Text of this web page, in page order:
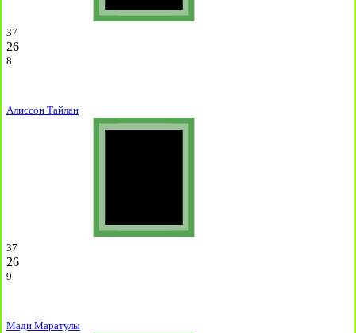
37
26
8
Алиссон Тайлан
37
26
9
Мади Маратулы